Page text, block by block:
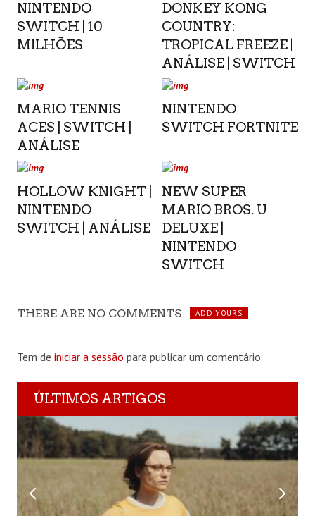
NINTENDO
SWITCH | 10
MILHÕES
DONKEY KONG
COUNTRY:
TROPICAL FREEZE |
ANÁLISE | SWITCH
MARIO TENNIS
ACES | SWITCH |
ANÁLISE
NINTENDO
SWITCH FORTNITE
HOLLOW KNIGHT |
NINTENDO
SWITCH | ANÁLISE
NEW SUPER
MARIO BROS. U
DELUXE |
NINTENDO
SWITCH
THERE ARE NO COMMENTS ADD YOURS
Tem de iniciar a sessão para publicar um comentário.
ÚLTIMOS ARTIGOS